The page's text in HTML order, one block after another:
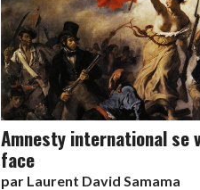
Amnesty international se
face
par Laurent David Samama